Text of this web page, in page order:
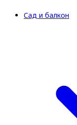
Сад и балкон